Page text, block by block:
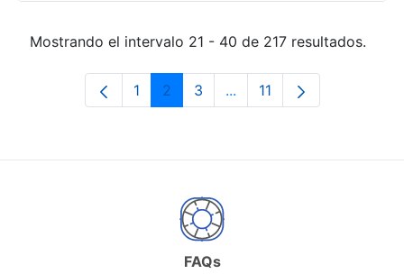
Mostrando el intervalo 21 - 40 de 217 resultados.
Página
1 Página
2 Página
3 ...Páginas intermedias Use
Página
11
FAQs